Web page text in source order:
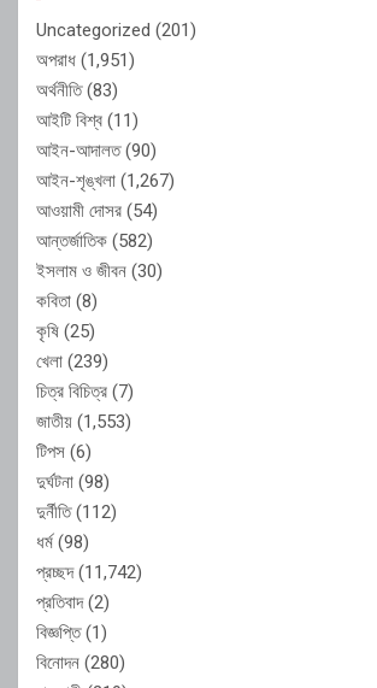
Uncategorized (201)
অপরাধ (1,951)
অর্থনীতি(83)
আইটি বিশ্ব (11)
আইন-আদালত(90)
আইন-শৃঙ্খলা (1,267)
আওয়ামী দোসর (54)
আন্তর্জাতিক (582)
ইসলাম ও জীবন (30)
কবিতা (8)
কৃষি (25)
খেলা (239)
চিত্র বিচিত্র (7)
জাতীয় (1,553)
টিপস (6)
দুর্ঘটনা (98)
দুর্নীতি(112)
ধর্ম(98)
প্রচ্ছদ(11,742)
প্রতিবাদ(2)
বিজ্ঞপ্তি(1)
বিনোদন (280)